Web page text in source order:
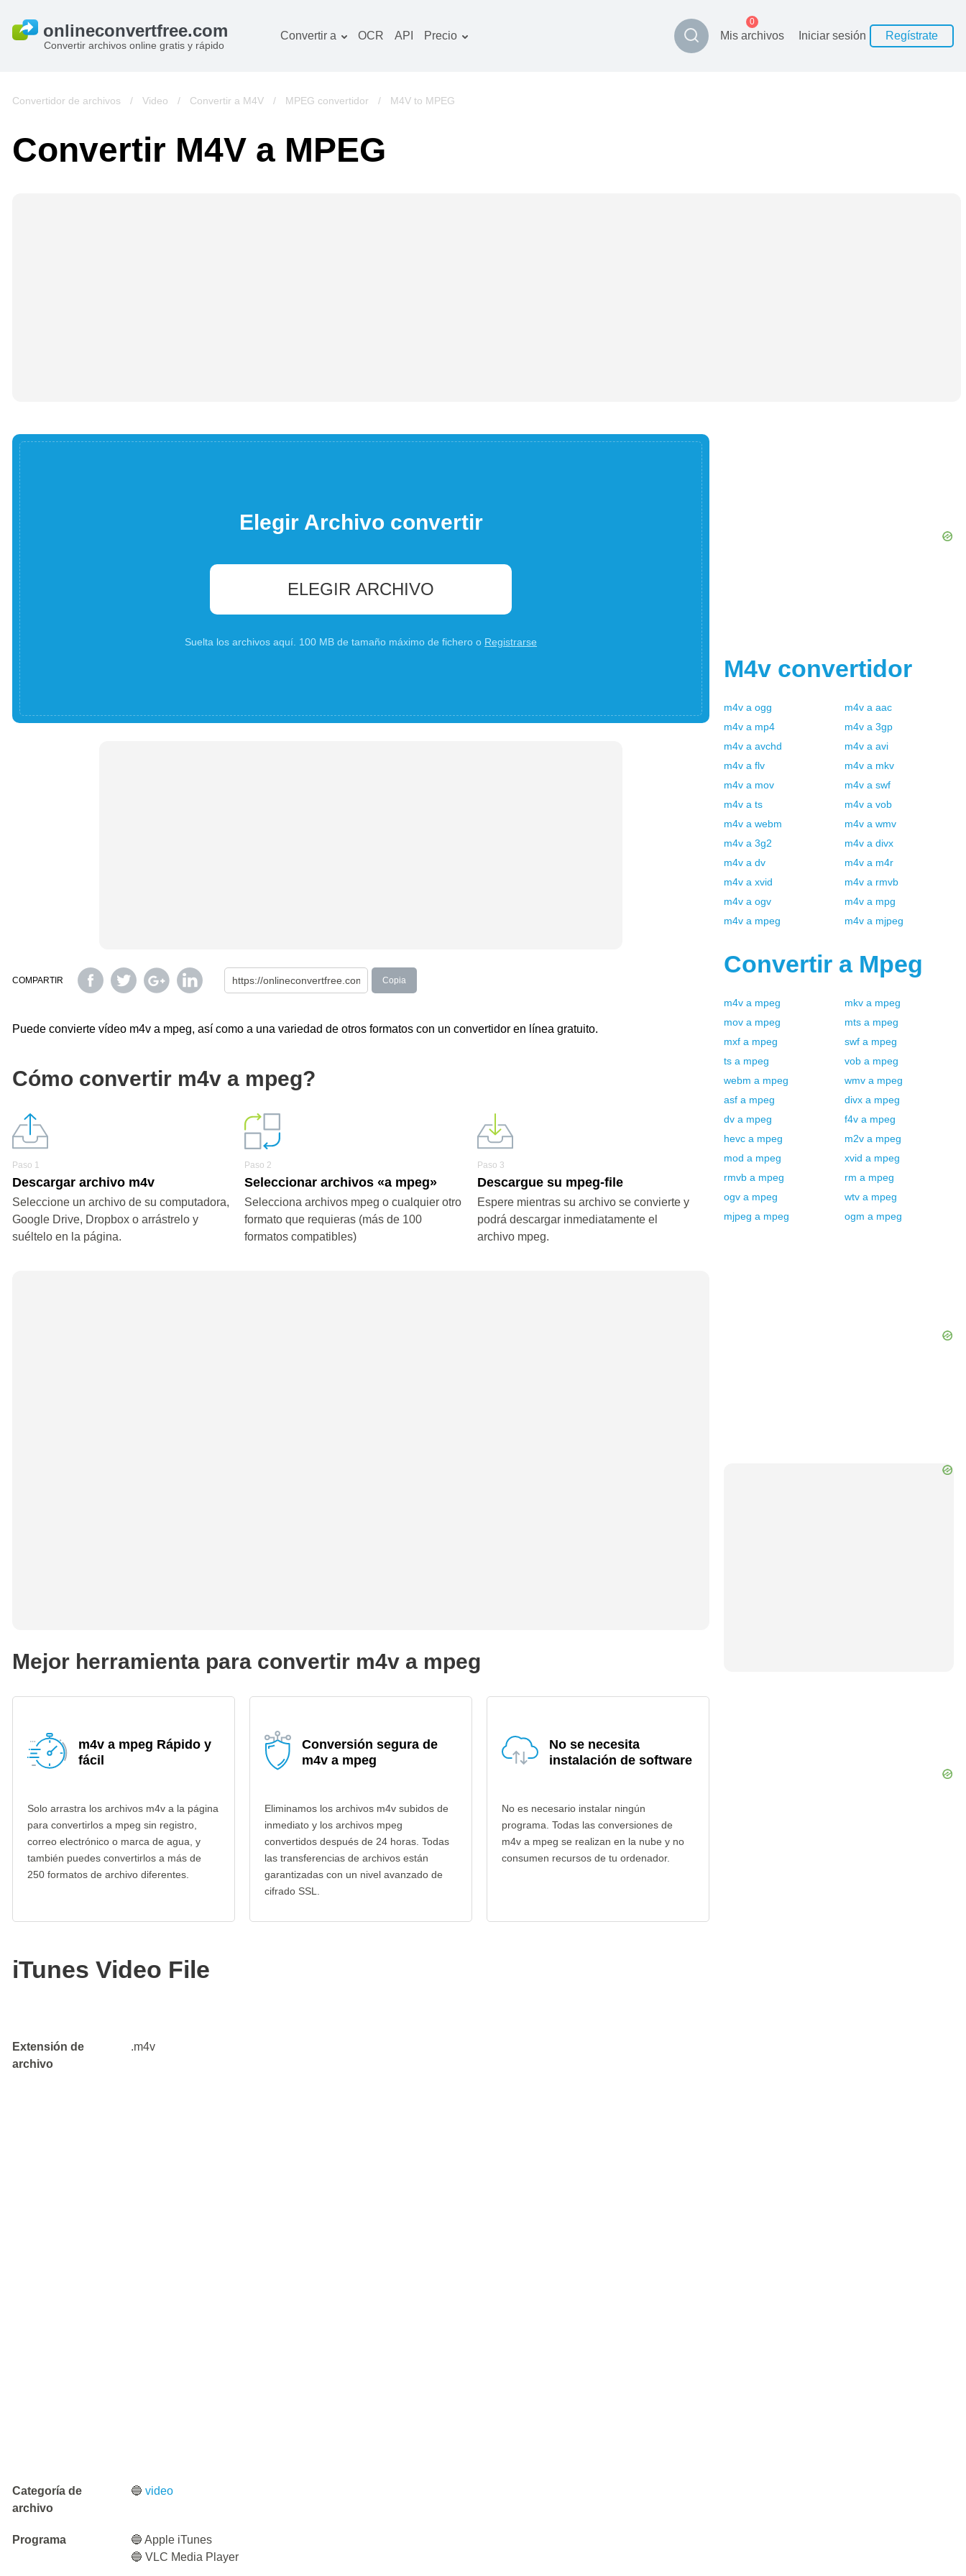
Convertir archivos online gratis y rápido
Convertir a
Imagines convertidor
Libros convertidor
OCR API Precio Mis archivos
0
Iniciar sesión Regístrate
Convertidor de archivos / Video / Convertir a M4V / MPEG convertidor / M4V to MPEG
Convertir M4V a MPEG
Elegir Archivo convertir
ELEGIR ARCHIVO
Suelta los archivos aquí. 100 MB de tamaño máximo de fichero o Registrarse
COMPARTIR Copia
Puede convierte vídeo m4v a mpeg, así como a una variedad de otros formatos con un convertidor en línea gratuito.
Cómo convertir m4v a mpeg?
Paso 1
Descargar archivo m4v
Seleccione un archivo de su computadora,
Google Drive, Dropbox o arrástrelo y
suéltelo en la página.
Paso 2
Seleccionar archivos «a mpeg»
Selecciona archivos mpeg o cualquier otro
formato que requieras (más de 100
formatos compatibles)
Paso 3
Descargue su mpeg-file
Espere mientras su archivo se convierte y
podrá descargar inmediatamente el
archivo mpeg.
Mejor herramienta para convertir m4v a mpeg
m4v a mpeg Rápido y
fácil
Solo arrastra los archivos m4v a la página
para convertirlos a mpeg sin registro,
correo electrónico o marca de agua, y
también puedes convertirlos a más de
250 formatos de archivo diferentes.
Conversión segura de
m4v a mpeg
Eliminamos los archivos m4v subidos de
inmediato y los archivos mpeg
convertidos después de 24 horas. Todas
las transferencias de archivos están
garantizadas con un nivel avanzado de
cifrado SSL.
No se necesita
instalación de software
No es necesario instalar ningún
programa. Todas las conversiones de
m4v a mpeg se realizan en la nube y no
consumen recursos de tu ordenador.
iTunes Video File
Extensión de
archivo
.m4v
Categoría de
archivo
🔵video
Programa
🔵 Apple iTunes
🔵 VLC Media Player
M4v convertidor
m4v a ogg m4v a aac
m4v a mp4 m4v a 3gp
m4v a avchd m4v a avi
m4v a flv m4v a mkv
m4v a mov m4v a swf
m4v a ts m4v a vob
m4v a webm m4v a wmv
m4v a 3g2 m4v a divx
m4v a dv m4v a m4r
m4v a xvid m4v a rmvb
m4v a ogv m4v a mpg
m4v a mpeg m4v a mjpeg
Convertir a Mpeg
m4v a mpeg mkv a mpeg
mov a mpeg mts a mpeg
mxf a mpeg swf a mpeg
ts a mpeg vob a mpeg
webm a mpeg wmv a mpeg
asf a mpeg divx a mpeg
dv a mpeg f4v a mpeg
hevc a mpeg m2v a mpeg
mod a mpeg xvid a mpeg
rmvb a mpeg rm a mpeg
ogv a mpeg wtv a mpeg
mjpeg a mpeg ogm a mpeg